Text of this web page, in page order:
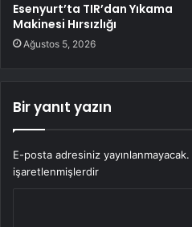
Esenyurt’ta TIR’dan Yıkama
Makinesi Hırsızlığı
Ağustos 5, 2026
Bir yanıt yazın
E-posta adresiniz yayınlanmayacak.
işaretlenmişlerdir